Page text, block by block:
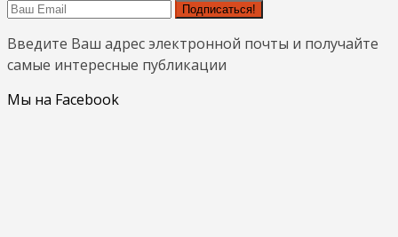
Подписаться!
Введите Ваш адрес электронной почты и получайте
самые интересные публикации
Мы на Facebook